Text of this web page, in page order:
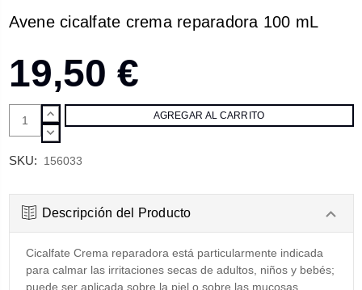
Avene cicalfate crema reparadora 100 mL
19,50 €
AUMENTAR
CANTIDAD:
DISMINUIR
SKU: 156033
Descripción del Producto
Cicalfate Crema reparadora está particularmente indicada
para calmar las irritaciones secas de adultos, niños y bebés;
puede ser aplicada sobre la piel o sobre las mucosas